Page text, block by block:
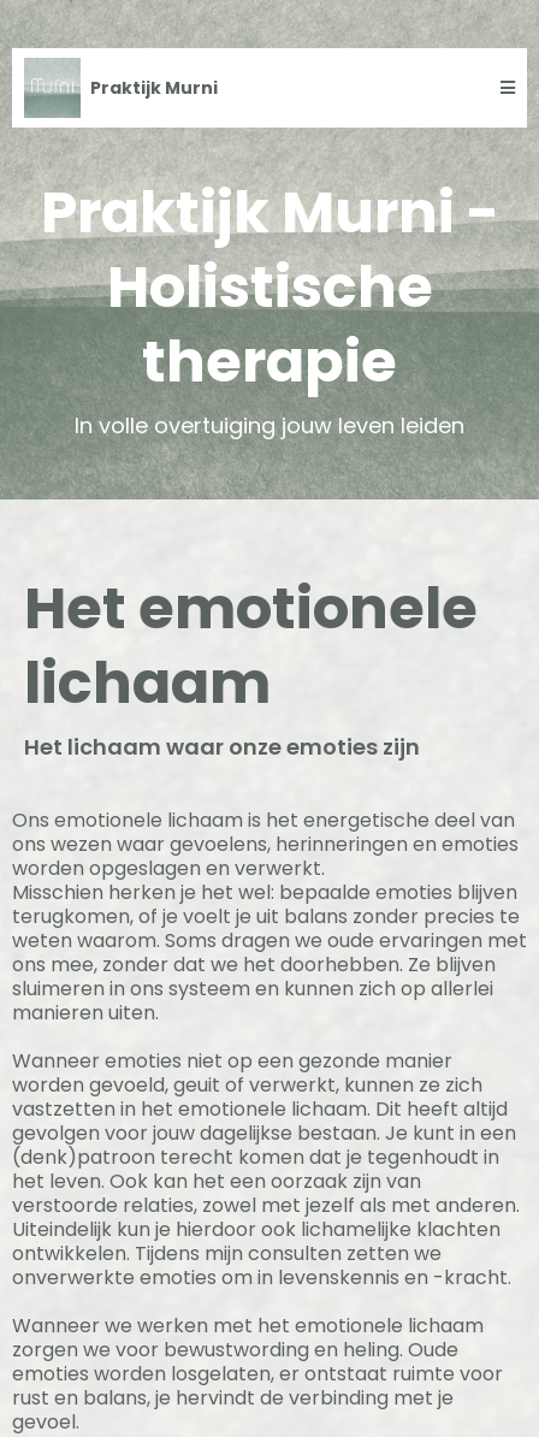
Praktijk Murni
Praktijk Murni -
Holistische
therapie
In volle overtuiging jouw leven leiden
Het emotionele
lichaam
Het lichaam waar onze emoties zijn
Ons emotionele lichaam is het energetische deel van
ons wezen waar gevoelens, herinneringen en emoties
worden opgeslagen en verwerkt.
Misschien herken je het wel: bepaalde emoties blijven
terugkomen, of je voelt je uit balans zonder precies te
weten waarom. Soms dragen we oude ervaringen met
ons mee, zonder dat we het doorhebben. Ze blijven
sluimeren in ons systeem en kunnen zich op allerlei
manieren uiten.
Wanneer emoties niet op een gezonde manier
worden gevoeld, geuit of verwerkt, kunnen ze zich
vastzetten in het emotionele lichaam. Dit heeft altijd
gevolgen voor jouw dagelijkse bestaan. Je kunt in een
(denk)patroon terecht komen dat je tegenhoudt in
het leven. Ook kan het een oorzaak zijn van
verstoorde relaties, zowel met jezelf als met anderen.
Uiteindelijk kun je hierdoor ook lichamelijke klachten
ontwikkelen. Tijdens mijn consulten zetten we
onverwerkte emoties om in levenskennis en -kracht.
Wanneer we werken met het emotionele lichaam
zorgen we voor bewustwording en heling. Oude
emoties worden losgelaten, er ontstaat ruimte voor
rust en balans, je hervindt de verbinding met je
gevoel.